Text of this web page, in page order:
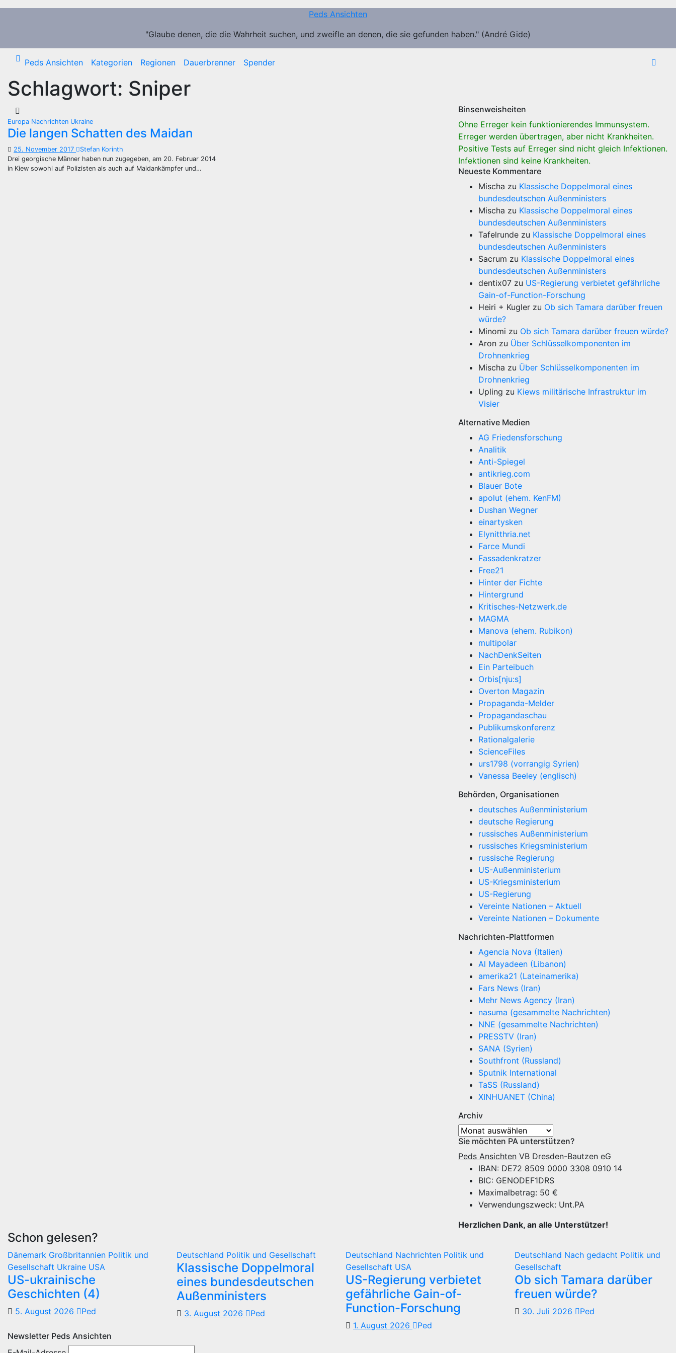
Zum
Peds Ansichten
"Glaube denen, die die Wahrheit suchen, und zweifle an denen, die sie gefunden haben." (André Gide)
Peds Ansichten Kategorien Regionen Dauerbrenner Spender
Schlagwort: Sniper
Europa Nachrichten Ukraine
Die langen Schatten des Maidan
25. November 2017
Stefan Korinth
Drei georgische Männer haben nun zugegeben, am 20. Februar 2014
in Kiew sowohl auf Polizisten als auch auf Maidankämpfer und…
Binsenweisheiten
Ohne Erreger kein funktionierendes Immunsystem.
Erreger werden übertragen, aber nicht Krankheiten.
Positive Tests auf Erreger sind nicht gleich Infektionen.
Infektionen sind keine Krankheiten.
Neueste Kommentare
Mischa zu Klassische Doppelmoral eines
bundesdeutschen Außenministers
Mischa zu Klassische Doppelmoral eines
bundesdeutschen Außenministers
Tafelrunde zu Klassische Doppelmoral eines
bundesdeutschen Außenministers
Sacrum zu Klassische Doppelmoral eines
bundesdeutschen Außenministers
dentix07 zu US-Regierung verbietet gefährliche
Gain-of-Function-Forschung
Heiri + Kugler zu Ob sich Tamara darüber freuen
würde?
Minomi zu Ob sich Tamara darüber freuen würde?
Aron zu Über Schlüsselkomponenten im
Drohnenkrieg
Mischa zu Über Schlüsselkomponenten im
Drohnenkrieg
Upling zu Kiews militärische Infrastruktur im
Visier
Alternative Medien
AG Friedensforschung
Analitik
Anti-Spiegel
antikrieg.com
Blauer Bote
apolut (ehem. KenFM)
Dushan Wegner
einartysken
Elynitthria.net
Farce Mundi
Fassadenkratzer
Free21
Hinter der Fichte
Hintergrund
Kritisches-Netzwerk.de
MAGMA
Manova (ehem. Rubikon)
multipolar
NachDenkSeiten
Ein Parteibuch
Orbis[nju:s]
Overton Magazin
Propaganda-Melder
Propagandaschau
Publikumskonferenz
Rationalgalerie
ScienceFiles
urs1798 (vorrangig Syrien)
Vanessa Beeley (englisch)
Behörden, Organisationen
deutsches Außenministerium
deutsche Regierung
russisches Außenministerium
russisches Kriegsministerium
russische Regierung
US-Außenministerium
US-Kriegsministerium
US-Regierung
Vereinte Nationen – Aktuell
Vereinte Nationen – Dokumente
Nachrichten-Plattformen
Agencia Nova (Italien)
Al Mayadeen (Libanon)
amerika21 (Lateinamerika)
Fars News (Iran)
Mehr News Agency (Iran)
nasuma (gesammelte Nachrichten)
NNE (gesammelte Nachrichten)
PRESSTV (Iran)
SANA (Syrien)
Southfront (Russland)
Sputnik International
TaSS (Russland)
XINHUANET (China)
Archiv
Archiv
Sie möchten PA unterstützen?
Peds Ansichten VB Dresden-Bautzen eG
IBAN: DE72 8509 0000 3308 0910 14
BIC: GENODEF1DRS
Maximalbetrag: 50 €
Verwendungszweck: Unt.PA
Herzlichen Dank, an alle Unterstützer!
Schon gelesen?
Dänemark Großbritannien Politik und
Gesellschaft Ukraine USA
US-ukrainische
Geschichten (4)
5. August 2026 Ped
Deutschland Politik und Gesellschaft
Klassische Doppelmoral
eines bundesdeutschen
Außenministers
3. August 2026 Ped
Deutschland Nachrichten Politik und
Gesellschaft USA
US-Regierung verbietet
gefährliche Gain-of-
Function-Forschung
1. August 2026 Ped
Deutschland Nach gedacht Politik und
Gesellschaft
Ob sich Tamara darüber
freuen würde?
30. Juli 2026 Ped
Newsletter Peds Ansichten